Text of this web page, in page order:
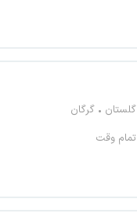
گلستان
گرگان
تمام وقت